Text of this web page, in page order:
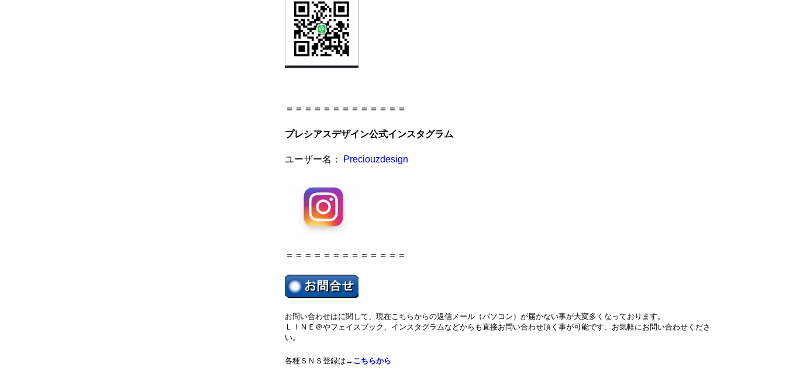
＝＝＝＝＝＝＝＝＝＝＝＝＝
プレシアスデザイン公式インスタグラム
ユーザー名： Preciouzdesign
＝＝＝＝＝＝＝＝＝＝＝＝＝
お問い合わせはに関して、現在こちらからの返信メール（パソコン）が届かない事が大変多くなっております。
ＬＩＮＥ＠やフェイスブック、インスタグラムなどからも直接お問い合わせ頂く事が可能です、お気軽にお問い合わせくださ
い。
各種ＳＮＳ登録は→ こちらから